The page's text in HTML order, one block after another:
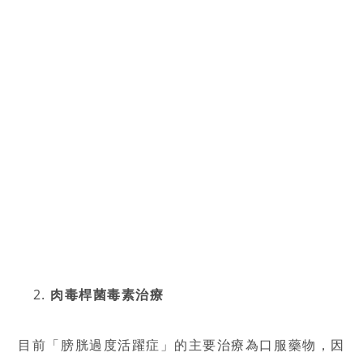
肉毒桿菌毒素治療
目前「膀胱過度活躍症」的主要治療為口服藥物，因